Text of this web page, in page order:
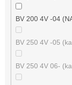
BV 200 4V -04
BV 250 4V -05
BV 250 4V 06-